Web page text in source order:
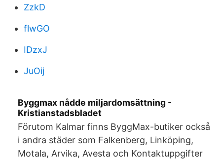
ZzkD
flwGO
IDzxJ
JuOij
Byggmax nådde miljardomsättning -
Kristianstadsbladet
Förutom Kalmar finns ByggMax-butiker också
i andra städer som Falkenberg, Linköping,
Motala, Arvika, Avesta och Kontaktuppgifter